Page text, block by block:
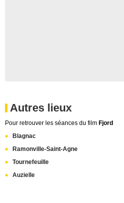
Autres lieux
Pour retrouver les séances du film Fjord
Blagnac
Ramonville-Saint-Agne
Tournefeuille
Auzielle